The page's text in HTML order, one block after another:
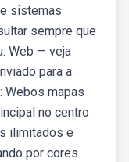
sistemas
sempre que
Web — veja
para a
Webos mapas
no centro
ilimitados e
por cores